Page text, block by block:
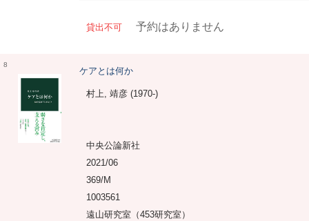
貸出不可 予約はありません
8
ケアとは何か
村上, 靖彦 (1970-)
中央公論新社
2021/06
369/M
1003561
遠山研究室（453研究室）